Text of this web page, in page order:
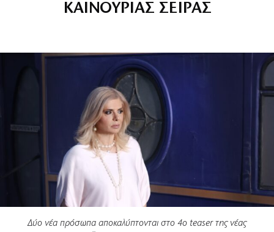
ΚΑΙΝΟΥΡΙΑΣ ΣΕΙΡΑΣ
Δύο νέα πρόσωπα αποκαλύπτονται στο 4ο teaser της νέας